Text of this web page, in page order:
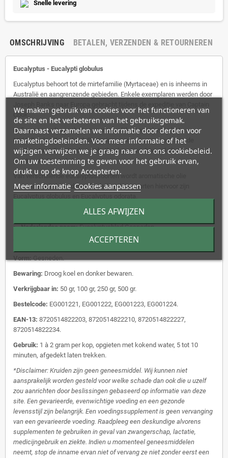
Snelle levering
OMSCHRIJVING BETALEN, VERZENDEN & RETOURNEREN
Eucalyptus - Eucalypti globulus
Eucalyptus behoort tot de mirtefamilie (Myrtaceae) en is inheems in
Australië en aangrenzende gebieden. Enkele exemplaren werden door
Cook.
In Europa wordt eucalyptus voornamelijk aangeplant in het
Middellandse Zeegebied. Sommige soorten kunnen ook aan de
westkust van Engeland en Schotland groeien, hoewel slechts enkele
soorten winterhard zijn.
Van verschillende eucalyptussoorten wordt aromatische olie
gewonnen uit de bladeren. De bekendste soorten hiervoor zijn
Nederlandse naam:Eucalyptusblad Gesneden.
Eucalypti globulus Fol. Conc.
Vorm:Gesneden.
Bewaring: Droog koel en donker bewaren.
Verkrijgbaar in: 50 gr, 100 gr, 250 gr, 500 gr.
Bestelcode: EG001221, EG001222, EG001223, EG001224.
EAN-13: 8720514822203, 8720514822210, 8720514822227,
8720514822234.
Gebruik: 1 à 2 gram per kop, opgieten met kokend water, 5 tot 10
minuten, afgedekt laten trekken.
*Disclaimer: Kruiden zijn geen geneesmiddel. Wij kunnen niet
aansprakelijk worden gesteld voor welke schade dan ook die u uzelf
zou aanrichten door beslissingen gebaseerd op informatie van deze
site. Een gevarieerde, evenwichtige voeding en een gezonde
levensstijl zijn belangrijk. Een voedingssupplement is geen vervanging
van een gevarieerde voeding. Raadpleeg een deskundige alvorens
supplementen te gebruiken in geval van zwangerschap, lactatie,
medicijngebruik en ziekte. Indien u momenteel geneesmiddelen
neemt, stop de inname ervan niet of vervang ze niet zonder eerst een
We maken gebruik van cookies voor het functioneren van
de site en het verbeteren van het gebruiksgemak.
Daarnaast verzamelen we informatie door derden voor
marketingdoeleinden. Voor meer informatie of het
wijzigen verwijzen we je graag naar ons ons cookiebeleid.
Om uw toestemming te geven voor het gebruik ervan,
drukt u op de knop Accepteren.
Meer informatie Cookies aanpassen
ALLES AFWIJZEN
ACCEPTEREN